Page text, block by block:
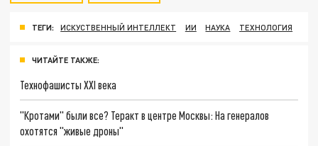
ТЕГИ: ИСКУСТВЕННЫЙ ИНТЕЛЛЕКТ ИИ НАУКА ТЕХНОЛОГИЯ
ЧИТАЙТЕ ТАКЖЕ:
Технофашисты XXI века
"Кротами" были все? Теракт в центре Москвы: На генералов
охотятся "живые дроны"